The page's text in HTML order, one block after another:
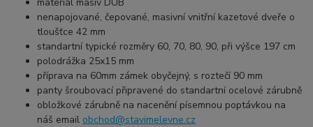
nenapojované, čepované, masivní vnitřní kazetové dveře o
tloušťce 42 mm
standartní typické rozměry 60, 70, 80, 90, při výšce 197 cm
polodrážka 25x15 mm
příprava na 60mm zámek obyčejný, s roztečí 90 mm
panty šroubovací připravené do standartní ocelové zárubně
obložkové zárubně na nacenění písemnou poptávkou na
náš email obchod@stavimelevne.cz